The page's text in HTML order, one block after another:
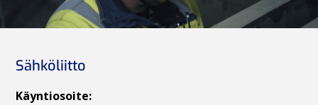
Sähköliitto
Käyntiosoite: